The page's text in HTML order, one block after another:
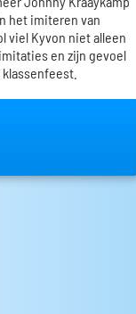
het imiteren van
viel Kyvon niet alleen
en zijn gevoel